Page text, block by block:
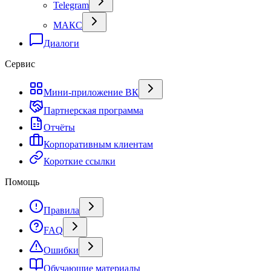
Telegram
МАКС
Диалоги
Сервис
Мини-приложение ВК
Партнерская программа
Отчёты
Корпоративным клиентам
Короткие ссылки
Помощь
Правила
FAQ
Ошибки
Обучающие материалы